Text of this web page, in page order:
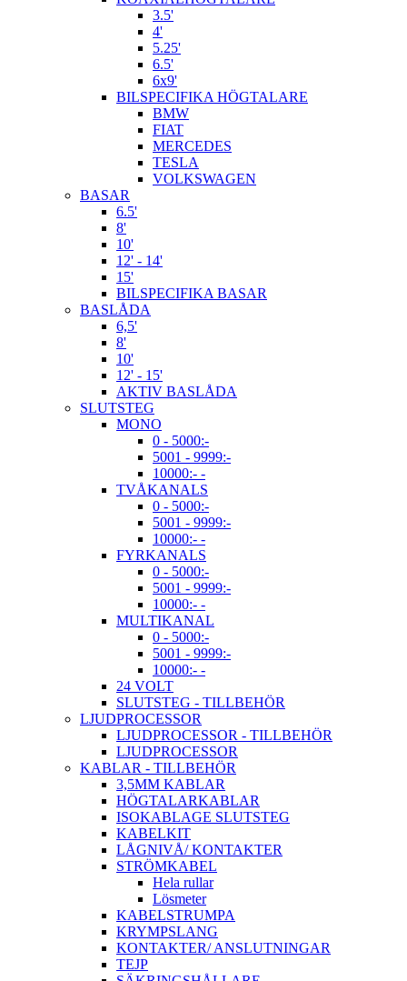
3.5'
4'
5.25'
6.5'
6x9'
BILSPECIFIKA HÖGTALARE
BMW
FIAT
MERCEDES
TESLA
VOLKSWAGEN
BASAR
6.5'
8'
10'
12' - 14'
15'
BILSPECIFIKA BASAR
BASLÅDA
6,5'
8'
10'
12' - 15'
AKTIV BASLÅDA
SLUTSTEG
MONO
0 - 5000:-
5001 - 9999:-
10000:- -
TVÅKANALS
0 - 5000:-
5001 - 9999:-
10000:- -
FYRKANALS
0 - 5000:-
5001 - 9999:-
10000:- -
MULTIKANAL
0 - 5000:-
5001 - 9999:-
10000:- -
24 VOLT
SLUTSTEG - TILLBEHÖR
LJUDPROCESSOR
LJUDPROCESSOR - TILLBEHÖR
LJUDPROCESSOR
KABLAR - TILLBEHÖR
3,5MM KABLAR
HÖGTALARKABLAR
ISOKABLAGE SLUTSTEG
KABELKIT
LÅGNIVÅ/ KONTAKTER
STRÖMKABEL
Hela rullar
Lösmeter
KABELSTRUMPA
KRYMPSLANG
KONTAKTER/ ANSLUTNINGAR
TEJP